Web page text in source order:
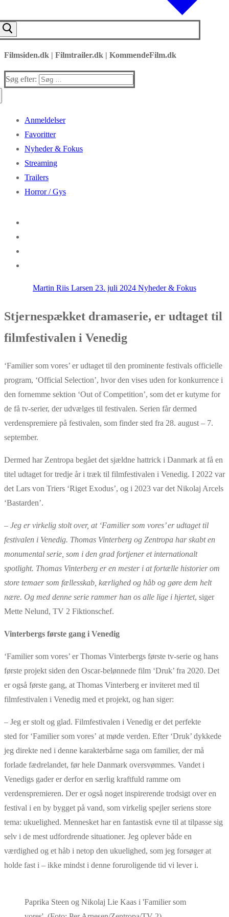
Filmsiden.dk | Filmtrailer.dk | KommendeFilm.dk
Søg efter:
Anmeldelser
Favoritter
Nyheder & Fokus
Streaming
Trailers
Horror / Gys
Martin Riis Larsen 23. juli 2024 Nyheder & Fokus
Stjernespækket dramaserie, er udtaget til
filmfestivalen i Venedig
‘Familier som vores’ er udtaget til den prominente festivals officielle
program, ‘Official Selection’, hvor den vises uden for konkurrence i
den fornemme sektion ‘Out of Competition’, som det er kutyme for
de få tv-serier, der udvælges til festivalen. Serien får dermed
verdenspremiere på festivalen, som finder sted fra 28. august – 7.
september.
Dermed har Zentropa begået det sjældne hattrick i Danmark at få en
titel udtaget for tredje år i træk til filmfestivalen i Venedig. I 2022 var
det Lars von Triers ‘Riget Exodus’, og i 2023 var det Nikolaj Arcels
‘Bastarden’.
– Jeg er virkelig stolt over, at ‘Familier som vores’ er udtaget til
festivalen i Venedig. Thomas Vinterberg og Zentropa har skabt en
monumental serie, som i den grad fortjener et internationalt
spotlight. Thomas Vinterberg er en mester i at fortælle historier om
store temaer som fællesskab, kærlighed og håb og gøre dem helt
nære. Og med denne serie rammer han os alle lige i hjertet, siger
Mette Nelund, TV 2 Fiktionschef.
Vinterbergs første gang i Venedig
‘Familier som vores’ er Thomas Vinterbergs første tv-serie og hans
første projekt siden den Oscar-belønnede film ‘Druk’ fra 2020. Det
er også første gang, at Thomas Vinterberg er inviteret med til
filmfestivalen i Venedig med et projekt, og han siger:
– Jeg er stolt og glad. Filmfestivalen i Venedig er det perfekte
sted for ‘Familier som vores’ at møde verden. Efter ‘Druk’ dykkede
jeg direkte ned i denne karakterbårne saga om familier, der må
forlade fædrelandet, før hele Danmark oversvømmes. Vandet i
Venedigs gader er derfor en særlig kraftfuld ramme om
verdenspremieren. Der er også noget inspirerende trodsigt over en
festival i en by bygget på vand, som virkelig spejler seriens store
tema: ukuelighed. Mennesket har en fantastisk evne til at tilpasse sig
selv i de mest udfordrende situationer. Jeg oplever både en
værdighed og et håb i netop den ukuelighed, som jeg forsøger at
holde fast i – ikke mindst i denne foruroligende tid vi lever i.
Paprika Steen og Nikolaj Lie Kaas i 'Familier som